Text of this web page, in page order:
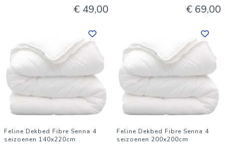
€ 49,00 € 69,00
Feline Dekbed Fibre Senna 4
seizoenen 140x220cm
Feline Dekbed Fibre Senna 4
seizoenen 200x200cm